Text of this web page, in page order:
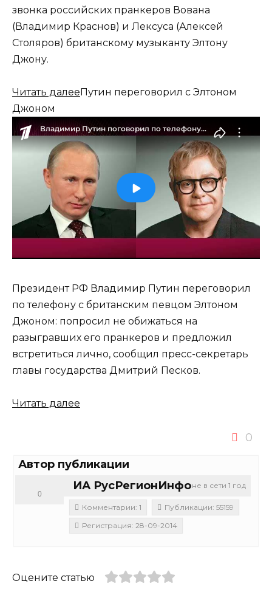
звонка российских пранкеров Вована
(Владимир Краснов) и Лексуса (Алексей
Столяров) британскому музыканту Элтону
Джону.
Читать далееПутин переговорил с Элтоном
Джоном
Президент РФ Владимир Путин переговорил
по телефону с британским певцом Элтоном
Джоном: попросил не обижаться на
разыгравших его пранкеров и предложил
встретиться лично, сообщил пресс-секретарь
главы государства Дмитрий Песков.
Читать далее
0
Автор публикации
не в сети 1 год
ИА РусРегионИнфо
0
Комментарии: 1
Публикации: 55159
Регистрация: 28-09-2014
Оцените статью